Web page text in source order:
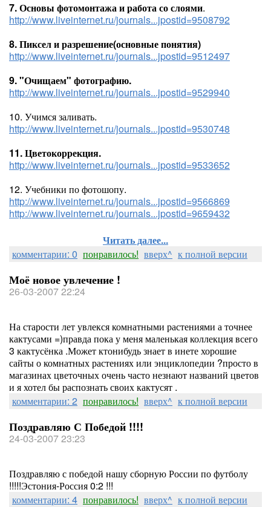
7. Основы фотомонтажа и работа со слоями.
http://www.liveinternet.ru/journals...jpostid=9508792
8. Пиксел и разрешение(основные понятия)
http://www.liveinternet.ru/journals...jpostid=9512497
9. "Очищаем" фотографию.
http://www.liveinternet.ru/journals...jpostid=9529940
10. Учимся заливать.
http://www.liveinternet.ru/journals...jpostid=9530748
11. Цветокоррекция.
http://www.liveinternet.ru/journals...jpostid=9533652
12. Учебники по фотошопу.
http://www.liveinternet.ru/journals...jpostid=9566869
http://www.liveinternet.ru/journals...jpostid=9659432
Читать далее...
комментарии: 0 понравилось! вверх^ к полной версии
Моё новое увлечение !
26-03-2007 22:24
На старости лет увлекся комнатными растениями а точнее
кактусами =)правда пока у меня маленькая коллекция всего
3 кактусёнка .Может ктонибудь знает в инете хорошие
сайты о комнатных растениях или энциклопедии ?просто в
магазинах цветочных очень часто незнают названий цветов
и я хотел бы распознать своих кактусят .
комментарии: 2 понравилось! вверх^ к полной версии
Поздравляю С Победой !!!!
24-03-2007 23:23
Поздравляю с победой нашу сборную России по футболу
!!!!!Эстония-Россия 0:2 !!!
комментарии: 4 понравилось! вверх^ к полной версии